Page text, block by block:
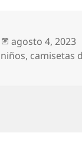
Publicado
el
agosto 4, 2023
niños, camisetas